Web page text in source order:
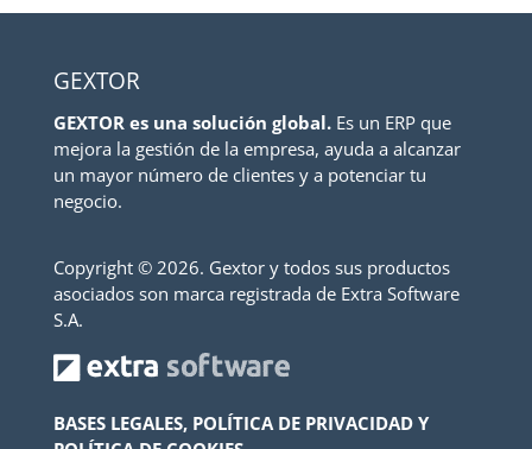
GEXTOR
GEXTOR es una solución global.Es un ERP que
mejora la gestión de la empresa, ayuda a alcanzar
un mayor número de clientes y a potenciar tu
negocio.
Copyright © 2026. Gextor y todos sus productos
asociados son marca registrada de Extra Software
S.A.
BASES LEGALES, POLÍTICA DE PRIVACIDAD Y